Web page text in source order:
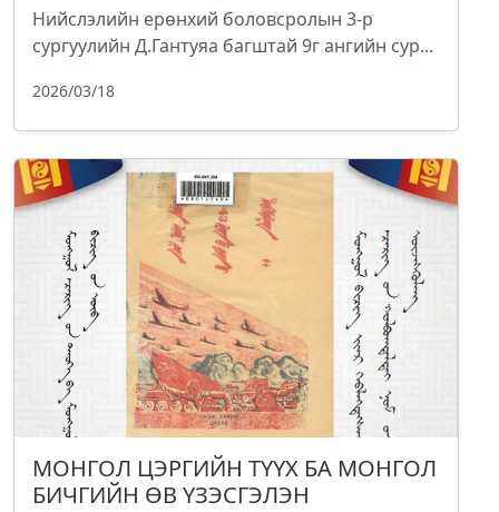
Нийслэлийн ерөнхий боловсролын 3-р
сургуулийн Д.Гантуяа багштай 9г ангийн сур...
2026/03/18
МОНГОЛ ЦЭРГИЙН ТҮҮХ БА МОНГОЛ
БИЧГИЙН ӨВ ҮЗЭСГЭЛЭН